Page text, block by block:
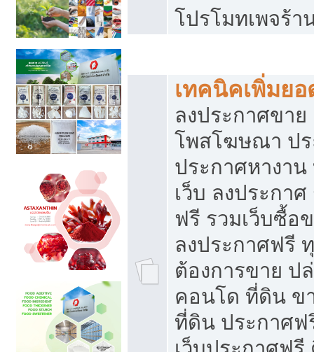
โปรโมทเพจร้า
เทคนิคเพิ่มย
ลงประกาศขา
โพสโฆษณา ป
ประกาศหางา
เว็บ ลงประกา
ฟรี รวมเว็บซื้อ
ลงประกาศฟรี
ต้องการขาย ป
คอนโด ที่ดิน ข
ที่ดิน ประกาศฟ